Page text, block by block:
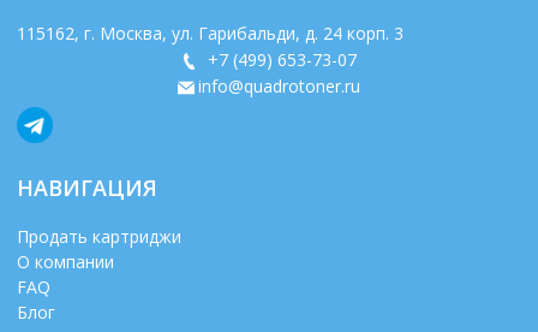
115162, г. Москва, ул. Гарибальди, д. 24 корп. 3
+7 (499) 653-73-07
info@quadrotoner.ru
НАВИГАЦИЯ
Продать картриджи
О компании
FAQ
Блог